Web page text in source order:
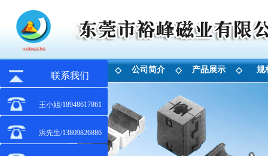
首 页 ◇ 公司简介 ◇ 产品展示 ◇ 规
联系我们
王小姐/18948617861
洪先生/13809826886